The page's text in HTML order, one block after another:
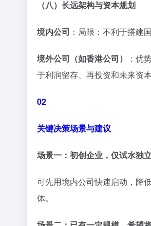
（八）长远架构与资本规划
境内公司 ：局限：不利于搭建
境外公司（如香港公司）
：优
于利润留存、再投资和未来资本
02
关键决策场景与建议
场景一：初创企业，仅试水独
可先用境内公司快速启动，降
体。